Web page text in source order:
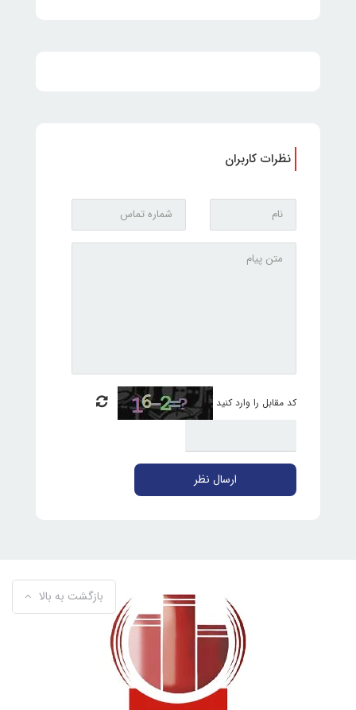
نظرات کاربران
کد مقابل را وارد کنید
ارسال نظر
بازگشت به بالا